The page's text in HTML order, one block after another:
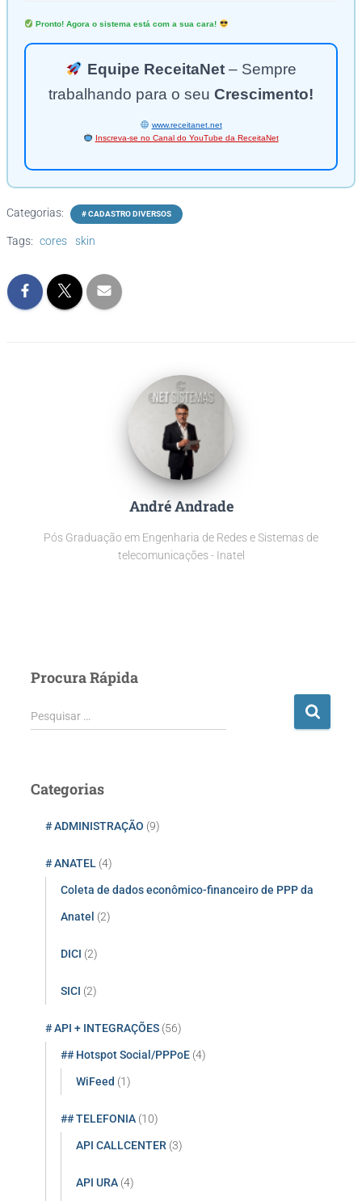
Pronto! Agora o sistema está com a sua cara!
Equipe ReceitaNet– Sempre
trabalhando para o seu Crescimento!
www.receitanet.net
Inscreva-se no Canal do YouTube da ReceitaNet
Categorias: # CADASTRO DIVERSOS
Tags: cores skin
André Andrade
Pós Graduação em Engenharia de Redes e Sistemas de
telecomunicações - Inatel
Procura Rápida
P
e
Pesquisar …
Categorias
# ADMINISTRAÇÃO (9)
# ANATEL (4)
Coleta de dados econômico-financeiro de PPP da
Anatel (2)
DICI (2)
SICI (2)
# API + INTEGRAÇÕES (56)
## Hotspot Social/PPPoE (4)
WiFeed (1)
## TELEFONIA (10)
API CALLCENTER (3)
API URA (4)